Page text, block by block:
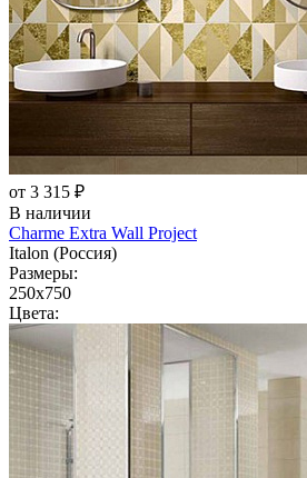
от 3 315 ₽
В наличии
Charme Extra Wall Project
Italon (Россия)
Размеры:
250x750
Цвета: